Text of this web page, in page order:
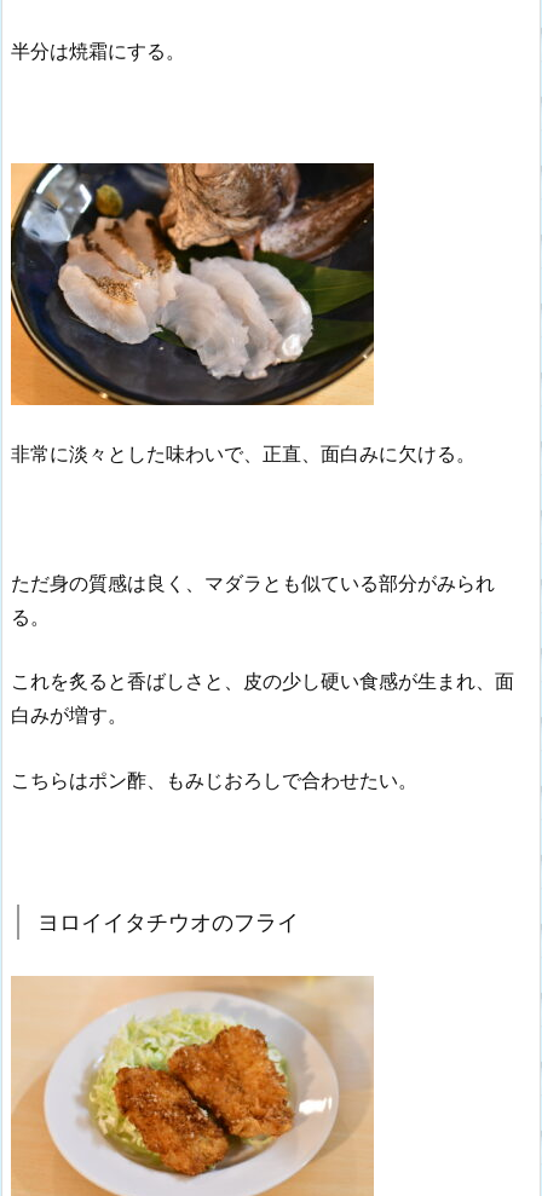
半分は焼霜にする。
非常に淡々とした味わいで、正直、面白みに欠ける。
ただ身の質感は良く、マダラとも似ている部分がみられ
る。
これを炙ると香ばしさと、皮の少し硬い食感が生まれ、面
白みが増す。
こちらはポン酢、もみじおろしで合わせたい。
ヨロイイタチウオのフライ